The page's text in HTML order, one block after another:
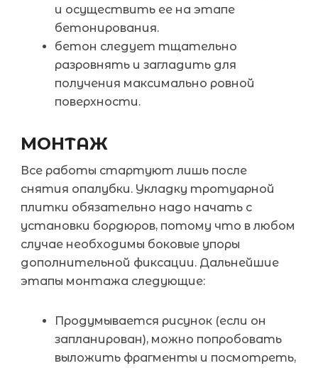
и осуществить ее на этапе
бетонирования.
бетон следует тщательно
разровнять и загладить для
получения максимально ровной
поверхности.
МОНТАЖ
Все работы стартуют лишь после
снятия опалубки. Укладку тротуарной
плитки обязательно надо начать с
установки бордюров, потому что в любом
случае необходимы боковые упоры
дополнительной фиксации. Дальнейшие
этапы монтажа следующие:
Продумывается рисунок (если он
запланирован), можно попробовать
выложить фрагменты и посмотреть,